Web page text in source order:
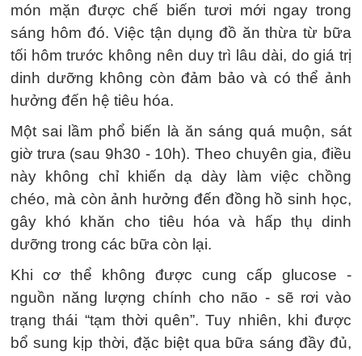
món mặn được chế biến tươi mới ngay trong
sáng hôm đó. Việc tận dụng đồ ăn thừa từ bữa
tối hôm trước không nên duy trì lâu dài, do giá trị
dinh dưỡng không còn đảm bảo và có thể ảnh
hưởng đến hệ tiêu hóa.
Một sai lầm phổ biến là ăn sáng quá muộn, sát
giờ trưa (sau 9h30 - 10h). Theo chuyên gia, điều
này không chỉ khiến dạ dày làm việc chồng
chéo, mà còn ảnh hưởng đến đồng hồ sinh học,
gây khó khăn cho tiêu hóa và hấp thụ dinh
dưỡng trong các bữa còn lại.
Khi cơ thể không được cung cấp glucose -
nguồn năng lượng chính cho não - sẽ rơi vào
trạng thái “tạm thời quên”. Tuy nhiên, khi được
bổ sung kịp thời, đặc biệt qua bữa sáng đầy đủ,